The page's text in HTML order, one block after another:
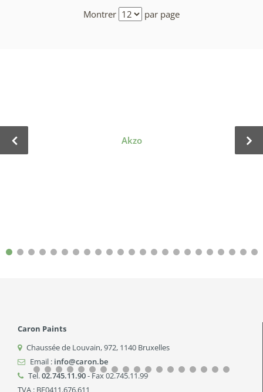
Montrer par page
Akzo
Caron Paints
Chaussée de Louvain, 972, 1140 Bruxelles
Email : info@caron.be
Tel.02.745.11.90- Fax 02.745.11.99
TVA : BE0411.676.611